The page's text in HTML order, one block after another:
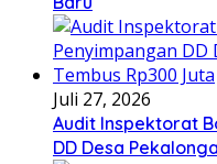
Juli 27, 2026
Audit Inspektorat
DD Desa